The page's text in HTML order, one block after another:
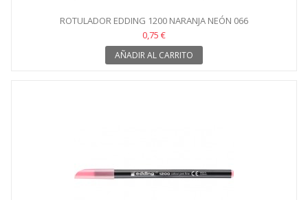
ROTULADOR EDDING 1200 NARANJA NEÓN 066
0,75 €
AÑADIR AL CARRITO